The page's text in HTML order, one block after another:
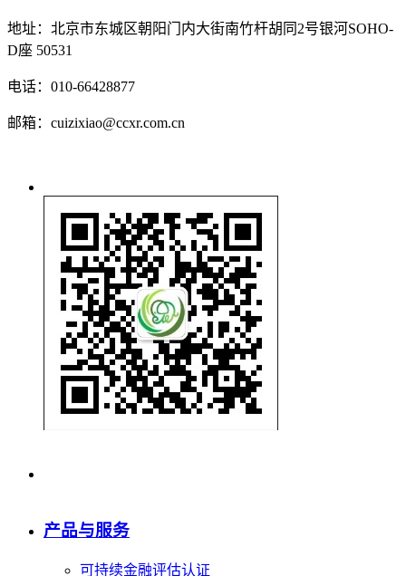
地址：北京市东城区朝阳门内大街南竹杆胡同2号银河SOHO-
D座 50531
电话：010-66428877
邮箱：cuizixiao@ccxr.com.cn
产品与服务
可持续金融评估认证